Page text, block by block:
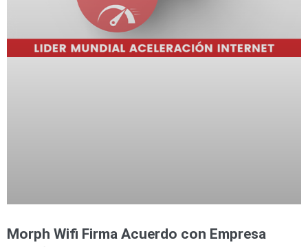
Morph Wifi Firma Acuerdo con Empresa